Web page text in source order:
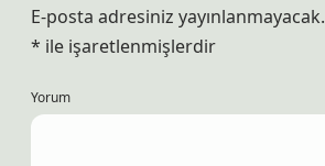
E-posta adresiniz yayınlanmayacak.
* ile işaretlenmişlerdir
Yorum